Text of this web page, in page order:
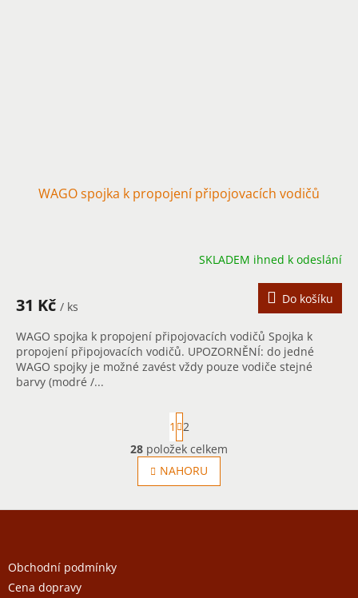
WAGO spojka k propojení připojovacích vodičů
SKLADEM ihned k odeslání
31 Kč / ks
Do košíku
WAGO spojka k propojení připojovacích vodičů Spojka k
propojení připojovacích vodičů. UPOZORNĚNÍ: do jedné
WAGO spojky je možné zavést vždy pouze vodiče stejné
barvy (modré /...
O
v
l
d
S
t
r
á
n
k
v
1
2
28 položek celkem
NAHORU
Z
aObchodní podmínky
Cena dopravy